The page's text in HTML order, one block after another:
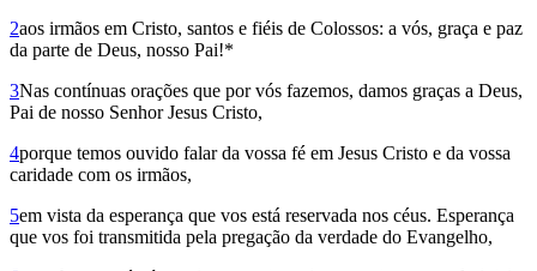
2aos irmãos em Cristo, santos e fiéis de Colossos: a vós, graça e paz
da parte de Deus, nosso Pai!*
3Nas contínuas orações que por vós fazemos, damos graças a Deus,
Pai de nosso Senhor Jesus Cristo,
4porque temos ouvido falar da vossa fé em Jesus Cristo e da vossa
caridade com os irmãos,
5em vista da esperança que vos está reservada nos céus. Esperança
que vos foi trans­mitida pela pregação da verdade do Evangelho,